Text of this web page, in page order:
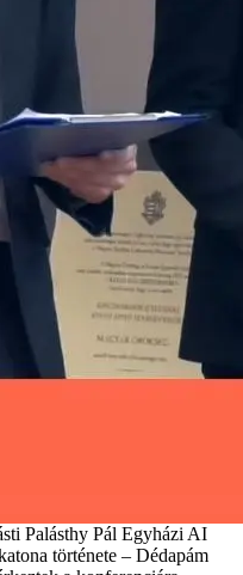
Palásthy Pál Egyházi AI
története – Dédapám